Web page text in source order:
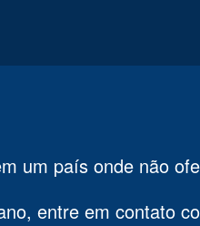
um país onde não
entre em contato